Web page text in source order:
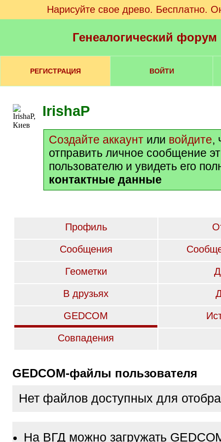
Нарисуйте свое древо. Бесплатно.
Генеалогический
РЕГИСТРАЦИЯ ВОЙТИ
IrishaP
Создайте аккаунт или войдите,
отправить личное сообщение
пользователю и увидеть его
контактные данные
Профиль
Сообщения
Геометки
В друзьях
GEDCOM
Совпадения
GEDCOM-файлы пользователя
Нет файлов доступных для
На ВГД можно загружать